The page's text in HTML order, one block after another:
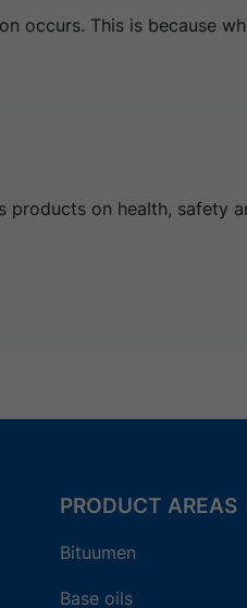
occurs. This is because
on health, safety
PRODUCT AREAS
Bituumen
Base oils